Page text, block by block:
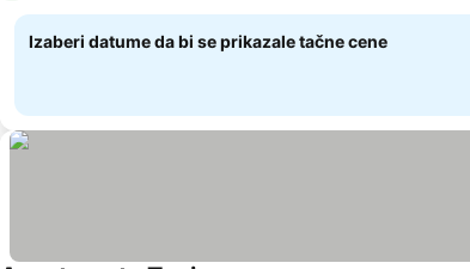
Izaberi datume da bi se prikazale tačne cene